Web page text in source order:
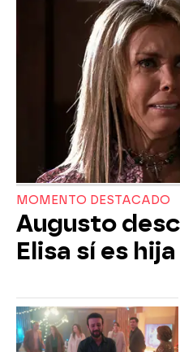
MOMENTO DESTACADO
Augusto
Elisa sí es